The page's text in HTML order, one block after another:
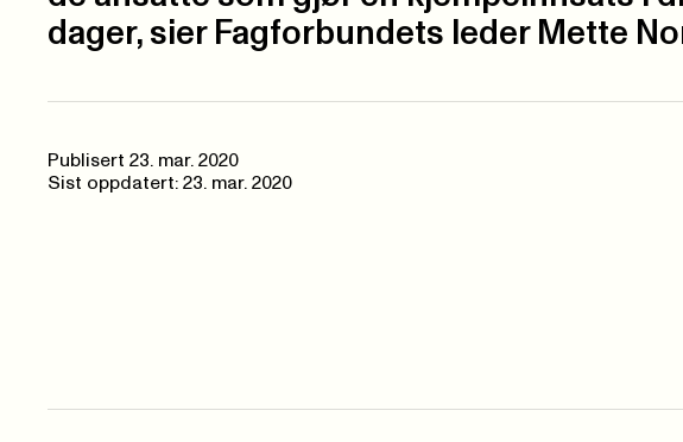
dager, sier Fagforbundets leder Mette
Publisert 23. mar. 2020
Sist oppdatert: 23. mar. 2020